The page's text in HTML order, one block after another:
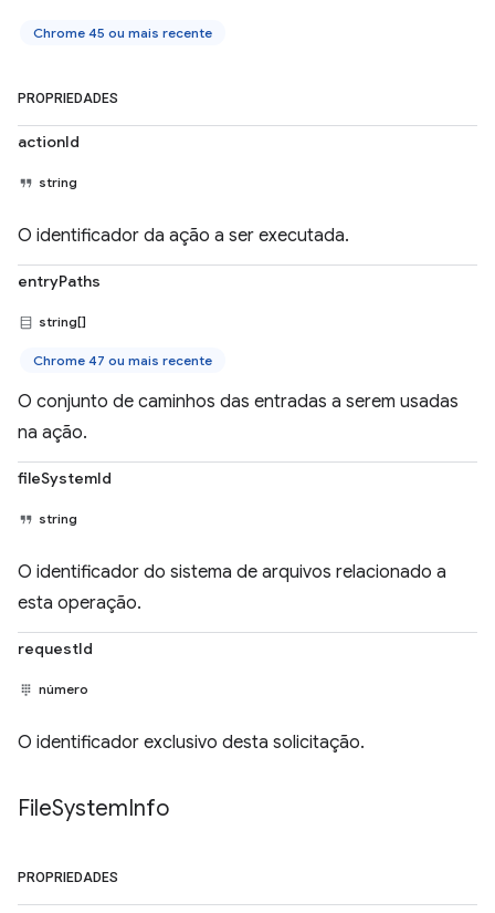
Chrome 45 ou mais recente
PROPRIEDADES
actionId
string
O identificador da ação a ser executada.
entryPaths
string[]
Chrome 47 ou mais recente
O conjunto de caminhos das entradas a serem usadas
na ação.
fileSystemId
string
O identificador do sistema de arquivos relacionado a
esta operação.
requestId
número
O identificador exclusivo desta solicitação.
FileSystemInfo
PROPRIEDADES